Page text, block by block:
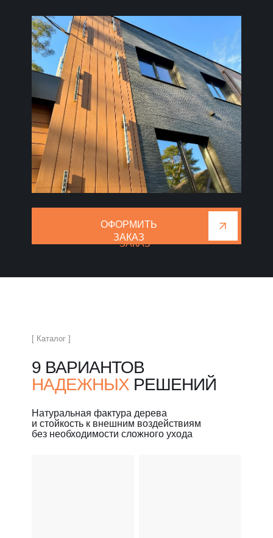
ОФОРМИТЬ
ЗАКАЗ
ОФОРМИТЬ
ЗАКАЗ
Натуральная фактура дерева
и стойкость к внешним воздействиям
без необходимости сложного ухода
9 ВАРИАНТОВ
НАДЕЖНЫХ РЕШЕНИЙ
[ Каталог ]